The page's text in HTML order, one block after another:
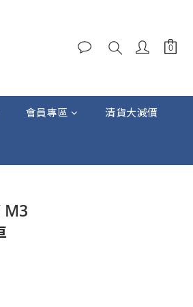
會員專區 清貨大減價
M3